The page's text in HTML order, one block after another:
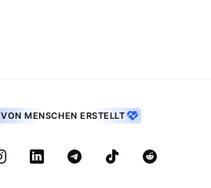
VON MENSCHEN ERSTELLT